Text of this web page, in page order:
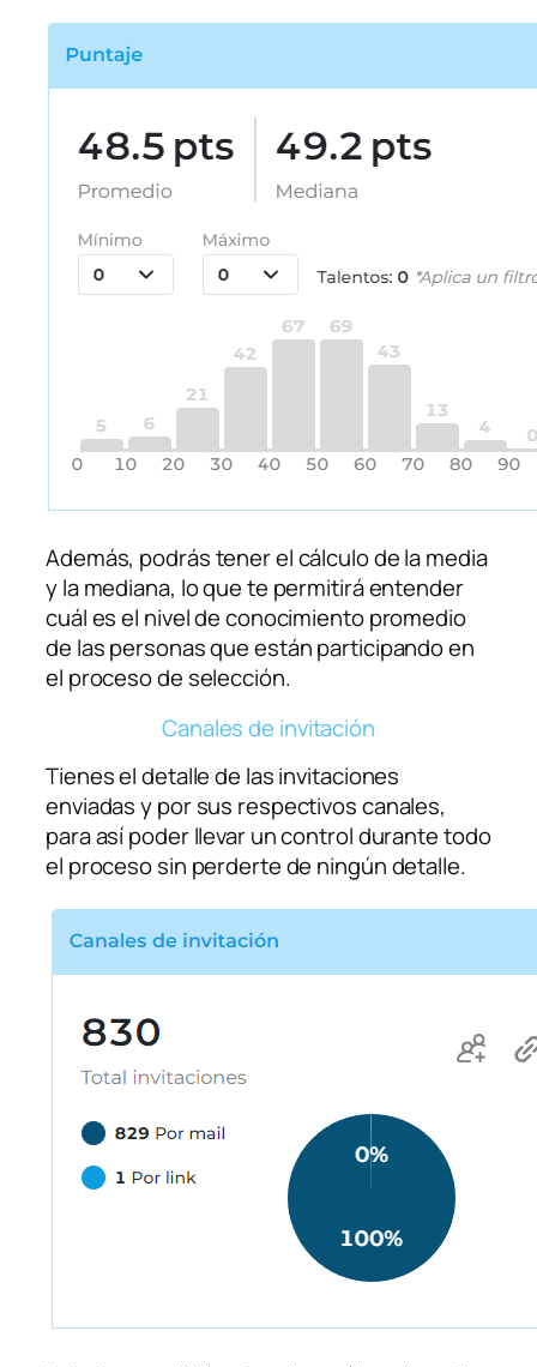
Además, podrás tener el cálculo de la media
y la mediana, lo que te permitirá entender
cuál es el nivel de conocimiento promedio
de las personas que están participando en
el proceso de selección.
Canales de invitación
Tienes el detalle de las invitaciones
enviadas y por sus respectivos canales,
para así poder llevar un control durante todo
el proceso sin perderte de ningún detalle.